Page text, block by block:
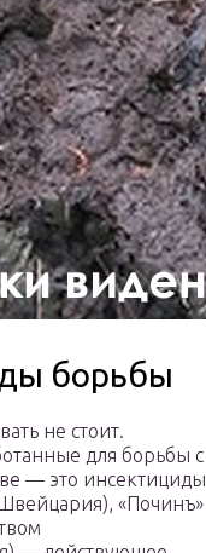
борьбы
не стоит.
для борьбы с
— это инсектициды
«Починъ»